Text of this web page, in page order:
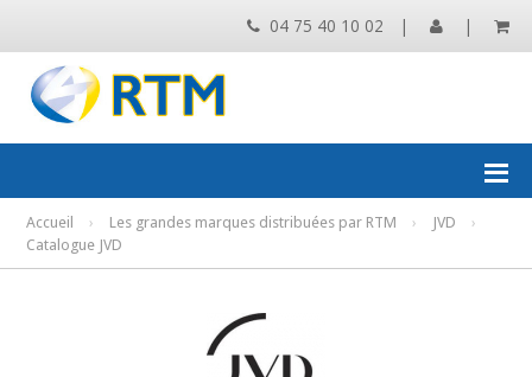
04 75 40 10 02 | |
Accueil › Les grandes marques distribuées par RTM › JVD
›
Catalogue JVD